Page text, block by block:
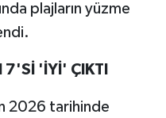
plajların yüzme
7'Sİ 'İYİ' ÇIKTI
2026 tarihinde